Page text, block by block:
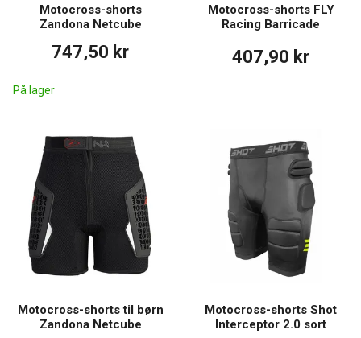
Motocross-shorts
Zandona Netcube
747,50 kr
På lager
Motocross-shorts FLY
Racing Barricade
407,90 kr
Motocross-shorts til børn
Zandona Netcube
Motocross-shorts Shot
Interceptor 2.0 sort